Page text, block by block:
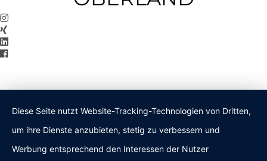
Diese Seite nutzt Website-Tracking-Technologien von Dritten,
um ihre Dienste anzubieten, stetig zu verbessern und
Werbung entsprechend den Interessen der Nutzer